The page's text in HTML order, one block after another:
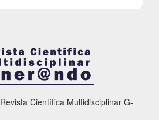
Revista Científica Multidisciplinar G-